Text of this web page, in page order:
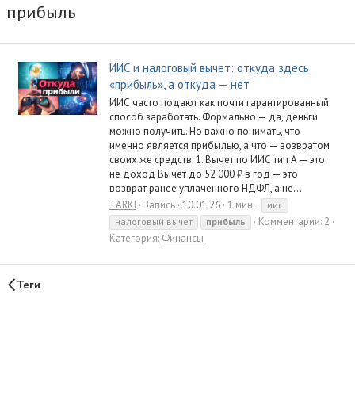
прибыль
ИИС и налоговый вычет: откуда здесь
«прибыль», а откуда — нет
ИИС часто подают как почти гарантированный
способ заработать. Формально — да, деньги
можно получить. Но важно понимать, что
именно является прибылью, а что — возвратом
своих же средств. 1. Вычет по ИИС тип А — это
не доход Вычет до 52 000 ₽ в год — это
возврат ранее уплаченного НДФЛ, а не...
TARKI Запись 10.01.26 1 мин.
иис
налоговый вычет
прибыль
Комментарии: 2
Категория: Финансы
Теги